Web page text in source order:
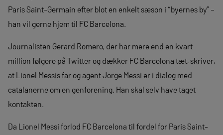
Paris Saint-Germain efter blot en enkelt sæson i “byernes by” –
han vil gerne hjem til FC Barcelona.
Journalisten Gerard Romero, der har mere end en kvart
million følgere på Twitter og dækker FC Barcelona tæt, skriver,
at Lionel Messis far og agent Jorge Messi er i dialog med
catalanerne om en genforening. Han skal selv have taget
kontakten.
Da Lionel Messi forlod FC Barcelona til fordel for Paris Saint-